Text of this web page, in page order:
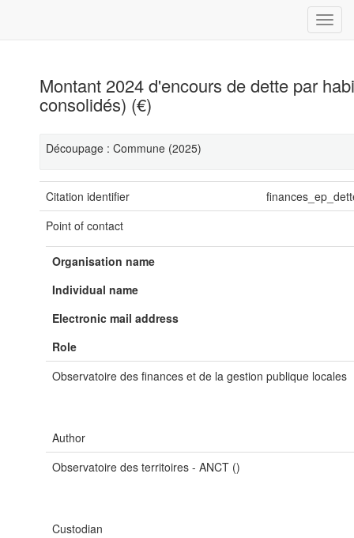
Montant 2024 d'encours de dette par
consolidés) (€)
Découpage : Commune (2025)
Citation identifier
Point of contact
Organisation name
Individual name
Electronic mail address
Role
Observatoire des finances et de la gestion publique locales
Author
Observatoire des territoires - ANCT ()
Custodian